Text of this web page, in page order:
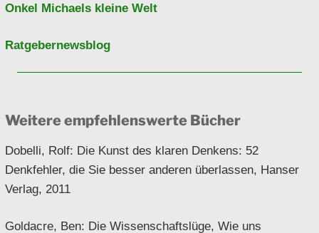
Onkel Michaels kleine Welt
Ratgebernewsblog
Weitere empfehlenswerte Bücher
Dobelli, Rolf: Die Kunst des klaren Denkens: 52
Denkfehler, die Sie besser anderen überlassen, Hanser
Verlag, 2011
Goldacre, Ben: Die Wissenschaftslüge, Wie uns